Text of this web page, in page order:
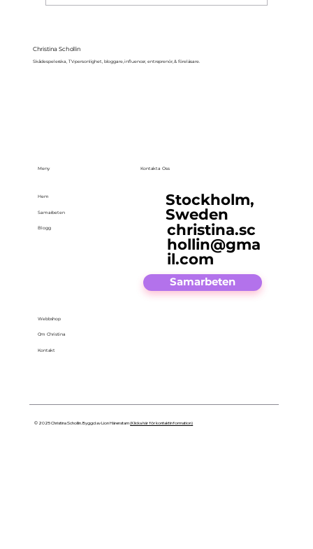
Christina Schollin
Skådespelerska, TV-personlighet, bloggare, influencer, entreprenör, & föreläsare.
Meny
Hem
Samarbeten
Blogg
Webbshop
Om Christina
Kontakt
Kontakta Oss
Stockholm,
Sweden
christina.sc
hollin@gma
il.com
Samarbeten
© 2025 Christina Schollin. Byggd av Lion Härenstam(Klicka här för kontaktinformation)